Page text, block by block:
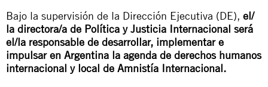
Bajo la supervisión de la Dirección Ejecutiva (DE), el/
la directora/a de Política y Justicia Internacional será
el/la responsable de desarrollar, implementar e
impulsar en Argentina la agenda de derechos humanos
internacional y local de Amnistía Internacional.